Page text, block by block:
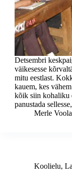
Detsembri
väikesesse
mitu eestlast.
kauem, kes
kõik siin kohaliku
panustada
Merle Voola
Koolielu,